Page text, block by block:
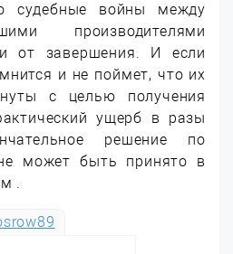
судебные войны между
производителями
от завершения. И если
и не поймет, что их
с целью получения
ущерб в разы
решение по
может быть принято в
.